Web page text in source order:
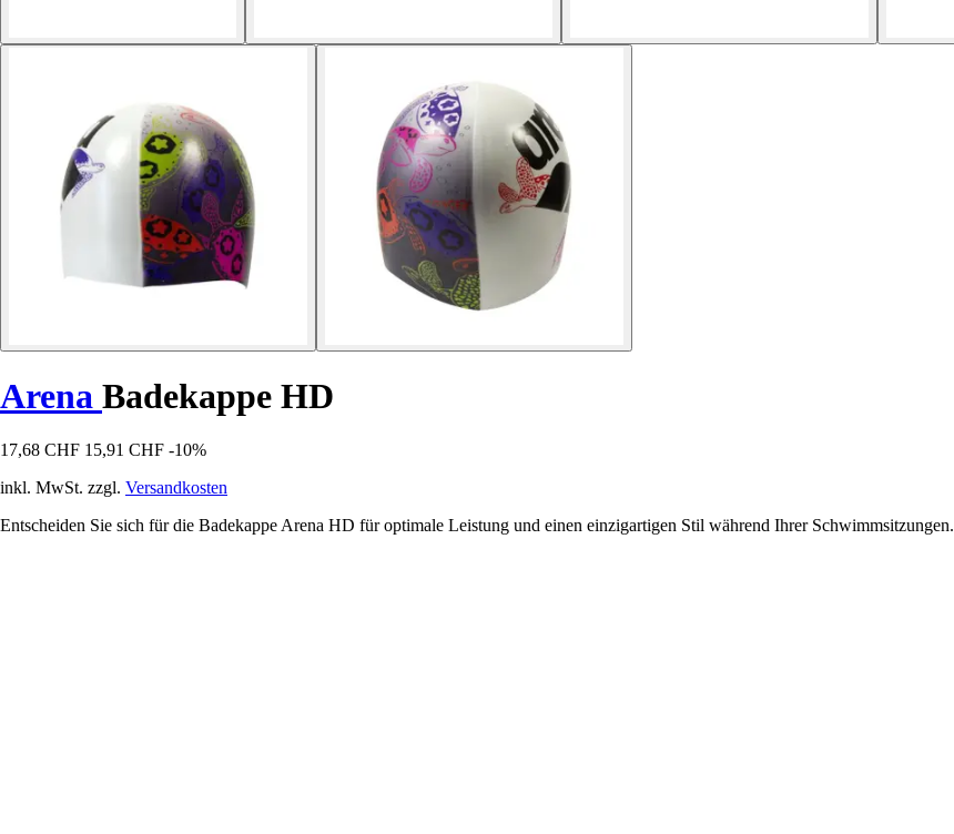
Arena Badekappe HD
17,68 CHF 15,91 CHF -10%
inkl. MwSt. zzgl. Versandkosten
Entscheiden Sie sich für die Badekappe Arena HD für optimale Leistung und einen einzigartigen Stil während Ihrer Schwimmsitzungen.